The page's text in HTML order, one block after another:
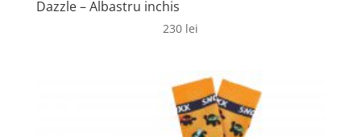
Dazzle – Albastru inchis
230 lei